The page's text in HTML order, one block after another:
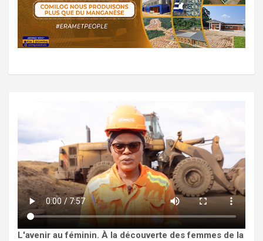
L'avenir au féminin. À la découverte des femmes de la